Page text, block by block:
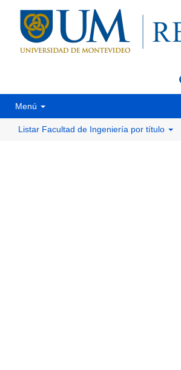
Menú
Listar Facultad de Ingeniería por título